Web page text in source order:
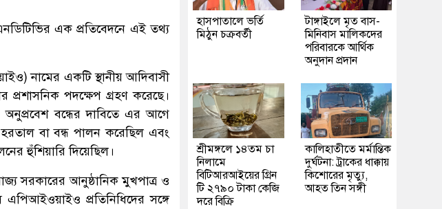
এক প্রতিবেদনে এই তথ্য
নামের একটি স্থানীয় আদিবাসী
পদক্ষেপ গ্রহণ করেছে।
বন্ধের দাবিতে এর আগে
বা বন্ধ পালন করেছিল এবং
হুঁশিয়ারি দিয়েছিল।
সরকারের আনুষ্ঠানিক মুখপাত্র ও
এপিআইওয়াইও প্রতিনিধিদের সঙ্গে
হাসপাতালে ভর্তি
মিঠুন চক্রবর্তী
টাঙ্গাইলে মৃত বাস-
মিনিবাস মালিকদের
পরিবারকে আর্থিক
অনুদান প্রদান
শ্রীমঙ্গলে ১৪তম চা
নিলামে
বিটিআরআইয়ের গ্রিন
টি ২৭৯০ টাকা কেজি
দরে বিক্রি
কালিহাতীতে মর্মান্তিক
দুর্ঘটনা: ট্রাকের ধাক্কায়
কিশোরের মৃত্যু,
আহত তিন সঙ্গী